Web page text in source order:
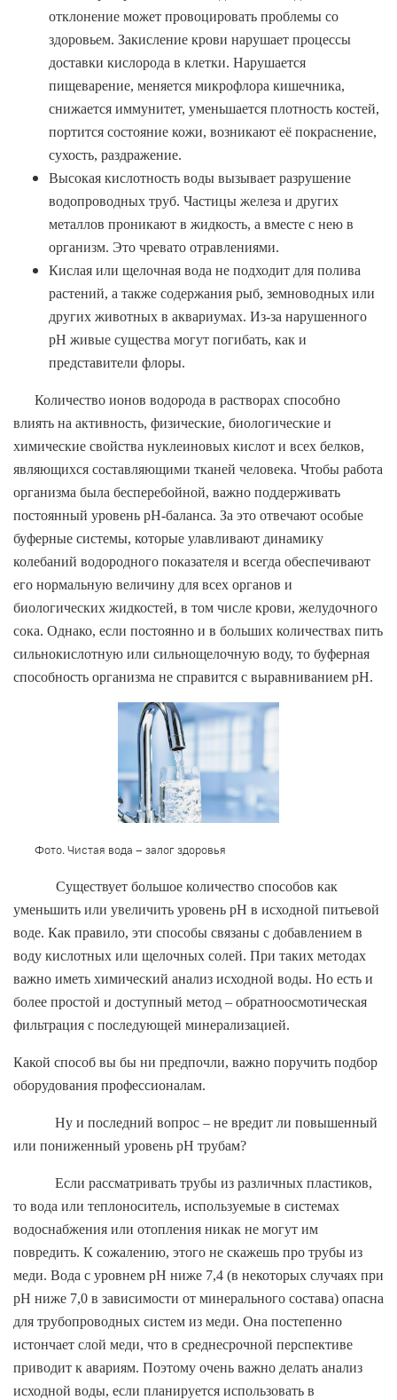
отклонение может провоцировать проблемы со
здоровьем. Закисление крови нарушает процессы
доставки кислорода в клетки. Нарушается
пищеварение, меняется микрофлора кишечника,
снижается иммунитет, уменьшается плотность костей,
портится состояние кожи, возникают её покраснение,
сухость, раздражение.
Высокая кислотность воды вызывает разрушение
водопроводных труб. Частицы железа и других
металлов проникают в жидкость, а вместе с нею в
организм. Это чревато отравлениями.
Кислая или щелочная вода не подходит для полива
растений, а также содержания рыб, земноводных или
других животных в аквариумах. Из-за нарушенного
pH живые существа могут погибать, как и
представители флоры.
Количество ионов водорода в растворах способно
влиять на активность, физические, биологические и
химические свойства нуклеиновых кислот и всех белков,
являющихся составляющими тканей человека. Чтобы работа
организма была бесперебойной, важно поддерживать
постоянный уровень pH-баланса. За это отвечают особые
буферные системы, которые улавливают динамику
колебаний водородного показателя и всегда обеспечивают
его нормальную величину для всех органов и
биологических жидкостей, в том числе крови, желудочного
сока. Однако, если постоянно и в больших количествах пить
сильнокислотную или сильнощелочную воду, то буферная
способность организма не справится с выравниванием рН.
Фото. Чистая вода – залог здоровья
Существует большое количество способов как
уменьшить или увеличить уровень pH в исходной питьевой
воде. Как правило, эти способы связаны с добавлением в
воду кислотных или щелочных солей. При таких методах
важно иметь химический анализ исходной воды. Но есть и
более простой и доступный метод – обратноосмотическая
фильтрация с последующей минерализацией.
Какой способ вы бы ни предпочли, важно поручить подбор
оборудования профессионалам.
Ну и последний вопрос – не вредит ли повышенный
или пониженный уровень pH трубам?
Если рассматривать трубы из различных пластиков,
то вода или теплоноситель, используемые в системах
водоснабжения или отопления никак не могут им
повредить. К сожалению, этого не скажешь про трубы из
меди. Вода с уровнем pH ниже 7,4 (в некоторых случаях при
pH ниже 7,0 в зависимости от минерального состава) опасна
для трубопроводных систем из меди. Она постепенно
истончает слой меди, что в среднесрочной перспективе
приводит к авариям. Поэтому очень важно делать анализ
исходной воды, если планируется использовать в